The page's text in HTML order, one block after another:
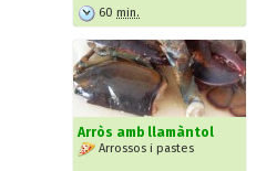
60 min.
Arròs amb llamàntol
Arrossos i pastes